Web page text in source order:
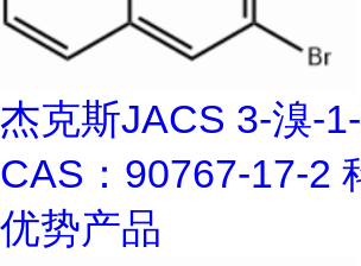
杰克斯JACS 3-溴-
CAS：90767-17-2
优势产品